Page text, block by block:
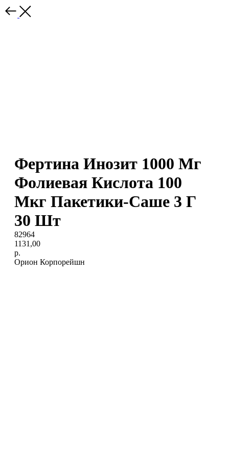
Фертина Инозит 1000 Мг
Фолиевая Кислота 100
Мкг Пакетики-Саше 3 Г
30 Шт
82964
1131,00
р.
Орион Корпорейшн